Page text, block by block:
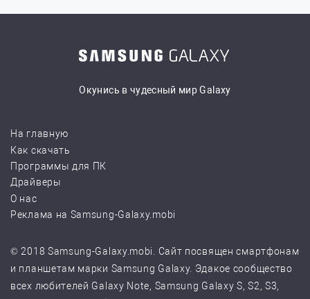
Окунись в чудесный мир Galaxy
На главную
Как скачать
Программы для ПК
Драйверы
О нас
Реклама на Samsung-Galaxy.mobi
© 2018 Samsung-Galaxy.mobi. Сайт посвящен смартфонам
и планшетам марки Samsung Galaxy. Эдакое сообщество
всех любителей Galaxy Note, Samsung Galaxy S, S2, S3,